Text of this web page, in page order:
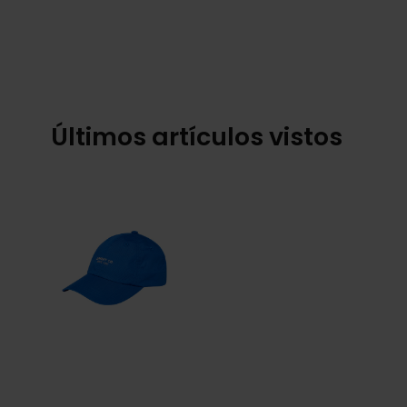
Últimos artículos vistos